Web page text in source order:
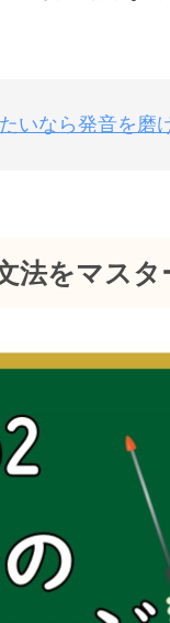
いなら発音を磨
法をマスタ